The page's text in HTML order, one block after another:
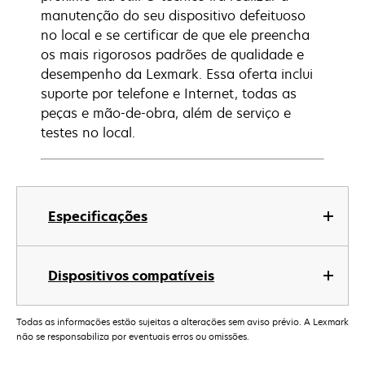
Especificações
Dispositivos compatíveis
manutenção do seu dispositivo defeituoso
no local e se certificar de que ele preencha
os mais rigorosos padrões de qualidade e
desempenho da Lexmark. Essa oferta inclui
suporte por telefone e Internet, todas as
peças e mão-de-obra, além de serviço e
testes no local.
Todas as informações estão sujeitas a alterações sem aviso prévio. A Lexmark
não se responsabiliza por eventuais erros ou omissões.